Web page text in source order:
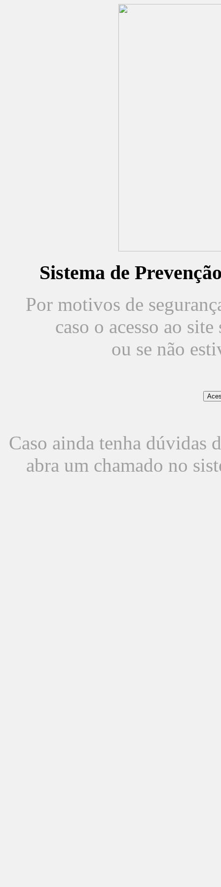
Sistema de
Por motivos de
caso o acesso ao
ou se não
Caso ainda tenha dúvidas
abra um chamado no